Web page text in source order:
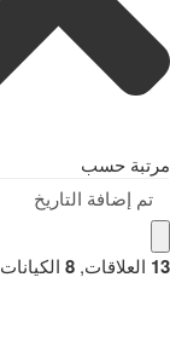
مرتبة حسب
تم إضافة التاريخ
13 العلاقات,
8 الكيانات